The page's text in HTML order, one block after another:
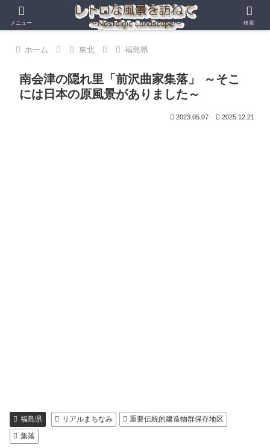
ホーム 東北 福島県
南会津の隠れ里「前沢曲家集落」 ～そこ
には日本の原風景がありました～
2023.05.07 2025.12.21
福島県 リアルまちなみ
重要伝統的建造物群保存地区
集落
メニュー 検索